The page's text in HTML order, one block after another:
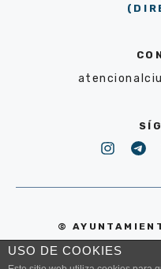
©
POLÍTICA
USO DE COOKIES